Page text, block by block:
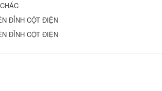
ĐỈNH CỘT ĐIỆN
ĐỈNH CỘT ĐIỆN